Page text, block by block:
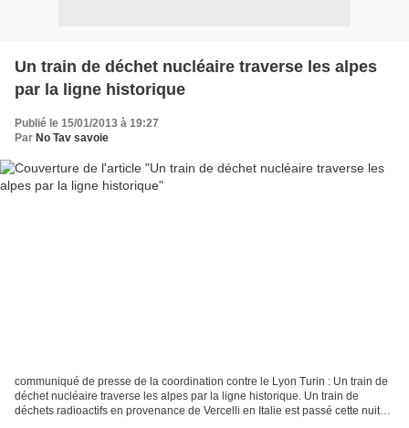
Un train de déchet nucléaire traverse les alpes
par la ligne historique
Publié le 15/01/2013 à 19:27
Par No Tav savoie
communiqué de presse de la coordination contre le Lyon Turin : Un train de
déchet nucléaire traverse les alpes par la ligne historique. Un train de
déchets radioactifs en provenance de Vercelli en Italie est passé cette nuit